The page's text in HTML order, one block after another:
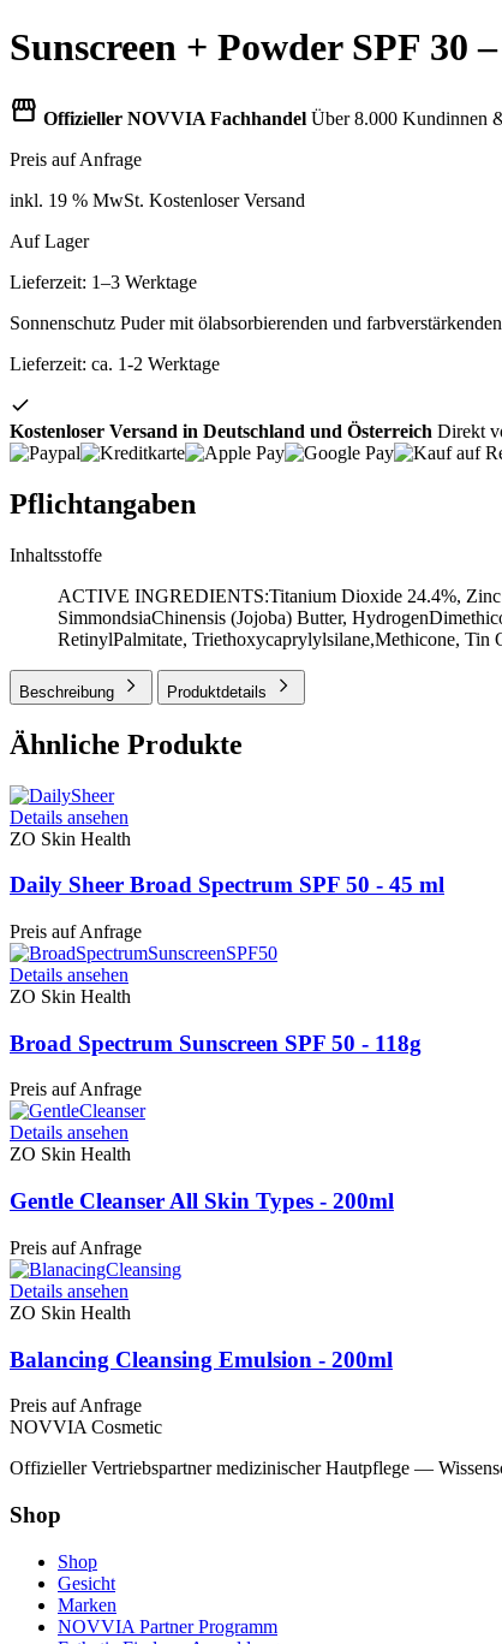
Sunscreen + Powder SPF 30
storefront Offizieller NOVVIA Fachhandel Über 8.000 Kundinnen
Preis auf Anfrage
inkl. 19 % MwSt. Kostenloser Versand
Auf Lager
Lieferzeit: 1–3 Werktage
Sonnenschutz Puder mit ölabsorbierenden und
Lieferzeit: ca. 1-2 Werktage
Kostenloser Versand in Deutschland und Österreich Direkt
Pflichtangaben
Inhaltsstoffe
ACTIVE INGREDIENTS:Titanium Dioxide 24.4%,
SimmondsiaChinensis (Jojoba) Butter,
RetinylPalmitate, Triethoxycaprylylsilane,Methicone,
Beschreibung Produktdetails
Ähnliche Produkte
Details ansehen
ZO Skin Health
Daily Sheer Broad Spectrum SPF 50 - 45 ml
Preis auf Anfrage
Details ansehen
ZO Skin Health
Broad Spectrum Sunscreen SPF 50 - 118g
Preis auf Anfrage
Details ansehen
ZO Skin Health
Gentle Cleanser All Skin Types - 200ml
Preis auf Anfrage
Details ansehen
ZO Skin Health
Balancing Cleansing Emulsion - 200ml
Preis auf Anfrage
NOVVIA Cosmetic
Offizieller Vertriebspartner medizinischer Hautpflege —
Shop
Shop
Gesicht
Marken
NOVVIA Partner Programm